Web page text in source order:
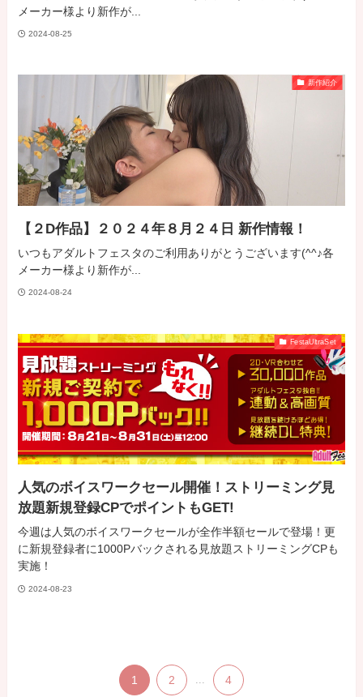
メーカー様より新作が...
2024-08-25
新作紹介
【２D作品】２０２４年８月２４日 新作情報！
いつもアダルトフェスタのご利用ありがとうございます(^^♪各
メーカー様より新作が...
2024-08-24
FestaUltraSet
人気のボイスワークセール開催！ストリーミング見
放題新規登録CPでポイントもGET!
今週は人気のボイスワークセールが全作半額セールで登場！更
に新規登録者に1000Pバックされる見放題ストリーミングCPも
実施！
2024-08-23
1 2 ... 4